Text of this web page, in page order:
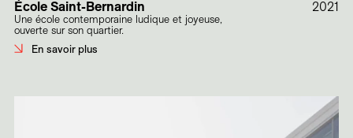
École Saint-Bernardin
Une école contemporaine ludique et joyeuse,
ouverte sur son quartier.
En savoir plus
2021